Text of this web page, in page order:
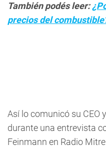
También podés leer:
precios del
Así lo comunicó su CEO
durante una entrevista
Feinmann en Radio